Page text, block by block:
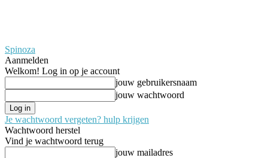
Spinoza
Aanmelden
Welkom! Log in op je account
jouw gebruikersnaam
jouw wachtwoord
Je wachtwoord vergeten? hulp krijgen
Wachtwoord herstel
Vind je wachtwoord terug
jouw mailadres